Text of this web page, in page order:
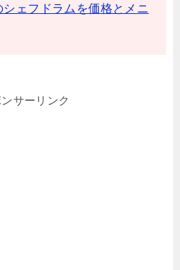
ェフドラムを価格とメニ
サーリンク